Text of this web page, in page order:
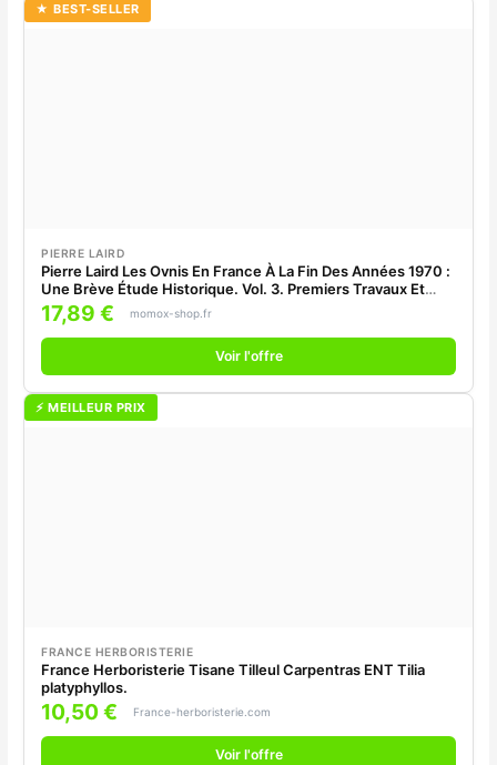
★ BEST-SELLER
PIERRE LAIRD
Pierre Laird Les Ovnis En France À La Fin Des Années 1970 :
Une Brève Étude Historique. Vol. 3. Premiers Travaux Et
Premières Enquêtes Du Gepan : 1977
17,89 € momox-shop.fr
Voir l'offre
⚡ MEILLEUR PRIX
FRANCE HERBORISTERIE
France Herboristerie Tisane Tilleul Carpentras ENT Tilia
platyphyllos.
10,50 € France-herboristerie.com
Voir l'offre